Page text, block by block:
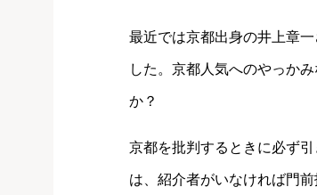
最近では京都出身の井上章
した。京都人気へのやっか
か？
京都を批判するときに必ず
は、紹介者がいなければ門